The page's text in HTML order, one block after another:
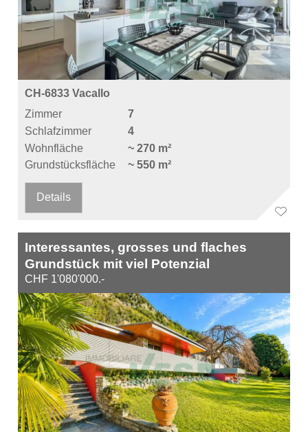
CH-6833 Vacallo
Zimmer
7
Schlafzimmer
4
Wohnfläche
~ 270 m²
Grundstücksfläche
~ 550 m²
Details
Interessantes, grosses und flaches
Grundstück mit viel Potenzial
CHF 1'080'000.-